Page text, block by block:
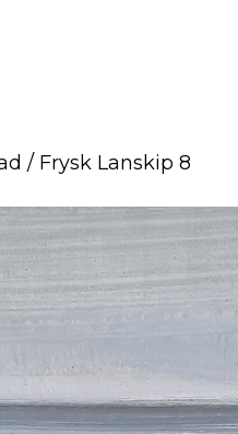
/ Frysk Lanskip 8